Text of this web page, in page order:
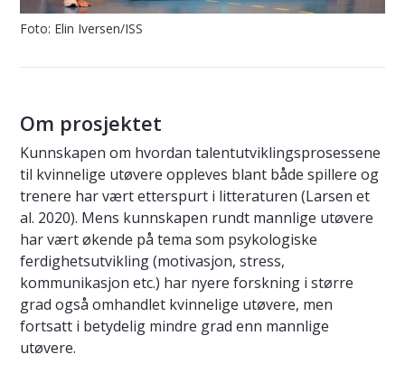
Foto: Elin Iversen/ISS
Om prosjektet
Kunnskapen om hvordan talentutviklingsprosessene
til kvinnelige utøvere oppleves blant både spillere og
trenere har vært etterspurt i litteraturen (Larsen et
al. 2020). Mens kunnskapen rundt mannlige utøvere
har vært økende på tema som psykologiske
ferdighetsutvikling (motivasjon, stress,
kommunikasjon etc.) har nyere forskning i større
grad også omhandlet kvinnelige utøvere, men
fortsatt i betydelig mindre grad enn mannlige
utøvere.